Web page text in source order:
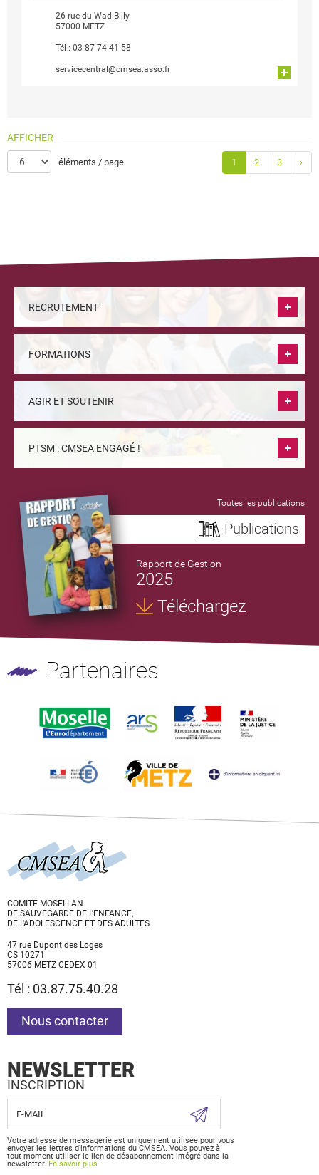
26 rue du Wad Billy
57000 METZ
Tél : 03 87 74 41 58
servicecentral@cmsea.asso.fr
1 2 3 ›
AFFICHER
éléments / page
RECRUTEMENT
FORMATIONS
AGIR ET SOUTENIR
PTSM : CMSEA ENGAGÉ !
Toutes les publications
Publications
Rapport de Gestion
2025
Téléchargez
Partenaires
COMITÉ MOSELLAN
DE SAUVEGARDE DE L'ENFANCE,
DE L'ADOLESCENCE ET DES ADULTES
47 rue Dupont des Loges
CS 10271
57006 METZ CEDEX 01
Tél : 03.87.75.40.28
Nous contacter
NEWSLETTER
INSCRIPTION
Votre adresse de messagerie est uniquement utilisée pour vous
envoyer les lettres d'informations du CMSEA. Vous pouvez à
tout moment utiliser le lien de désabonnement intégré dans la
newsletter. En savoir plus